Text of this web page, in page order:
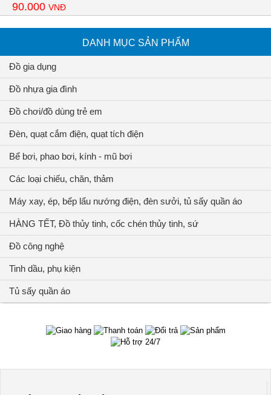
90.000 VNĐ
DANH MỤC SẢN PHẨM
Đồ gia dụng
Đồ nhựa gia đình
Đồ chơi/đồ dùng trẻ em
Đèn, quạt cắm điện, quạt tích điện
Bể bơi, phao bơi, kính - mũ bơi
Các loại chiếu, chăn, thảm
Máy xay, ép, bếp lẩu nướng điện, đèn sưởi, tủ sấy quần áo
HÀNG TẾT, Đồ thủy tinh, cốc chén thủy tinh, sứ
Đồ công nghệ
Tinh dầu, phụ kiện
Tủ sấy quần áo